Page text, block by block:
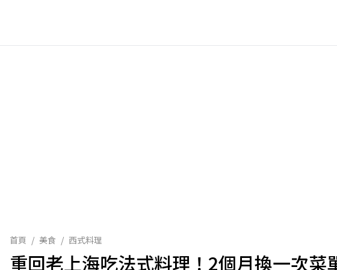
首頁 / 美食 / 西式料理
重回老上海吃法式料理！2個月換一次菜